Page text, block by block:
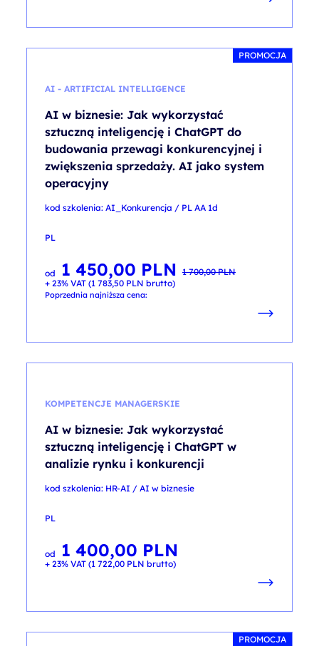
PROMOCJA
AI - ARTIFICIAL INTELLIGENCE
AI w biznesie: Jak wykorzystać
sztuczną inteligencję i ChatGPT do
budowania przewagi konkurencyjnej i
zwiększenia sprzedaży. AI jako system
operacyjny
kod szkolenia: AI_Konkurencja / PL AA 1d
PL
od 1 700,00PLN
Pierwotna
cena
wynosiła:
1 700,00 PLN.
1 450,00 PLN
Aktualna
cena
wynosi:
1 450,00 PLN.
+ 23% VAT (1 783,50 PLN brutto)
Poprzednia najniższa cena:
KOMPETENCJE MANAGERSKIE
AI w biznesie: Jak wykorzystać
sztuczną inteligencję i ChatGPT w
analizie rynku i konkurencji
kod szkolenia: HR-AI / AI w biznesie
PL
od 1 400,00 PLN
+ 23% VAT (1 722,00 PLN brutto)
PROMOCJA